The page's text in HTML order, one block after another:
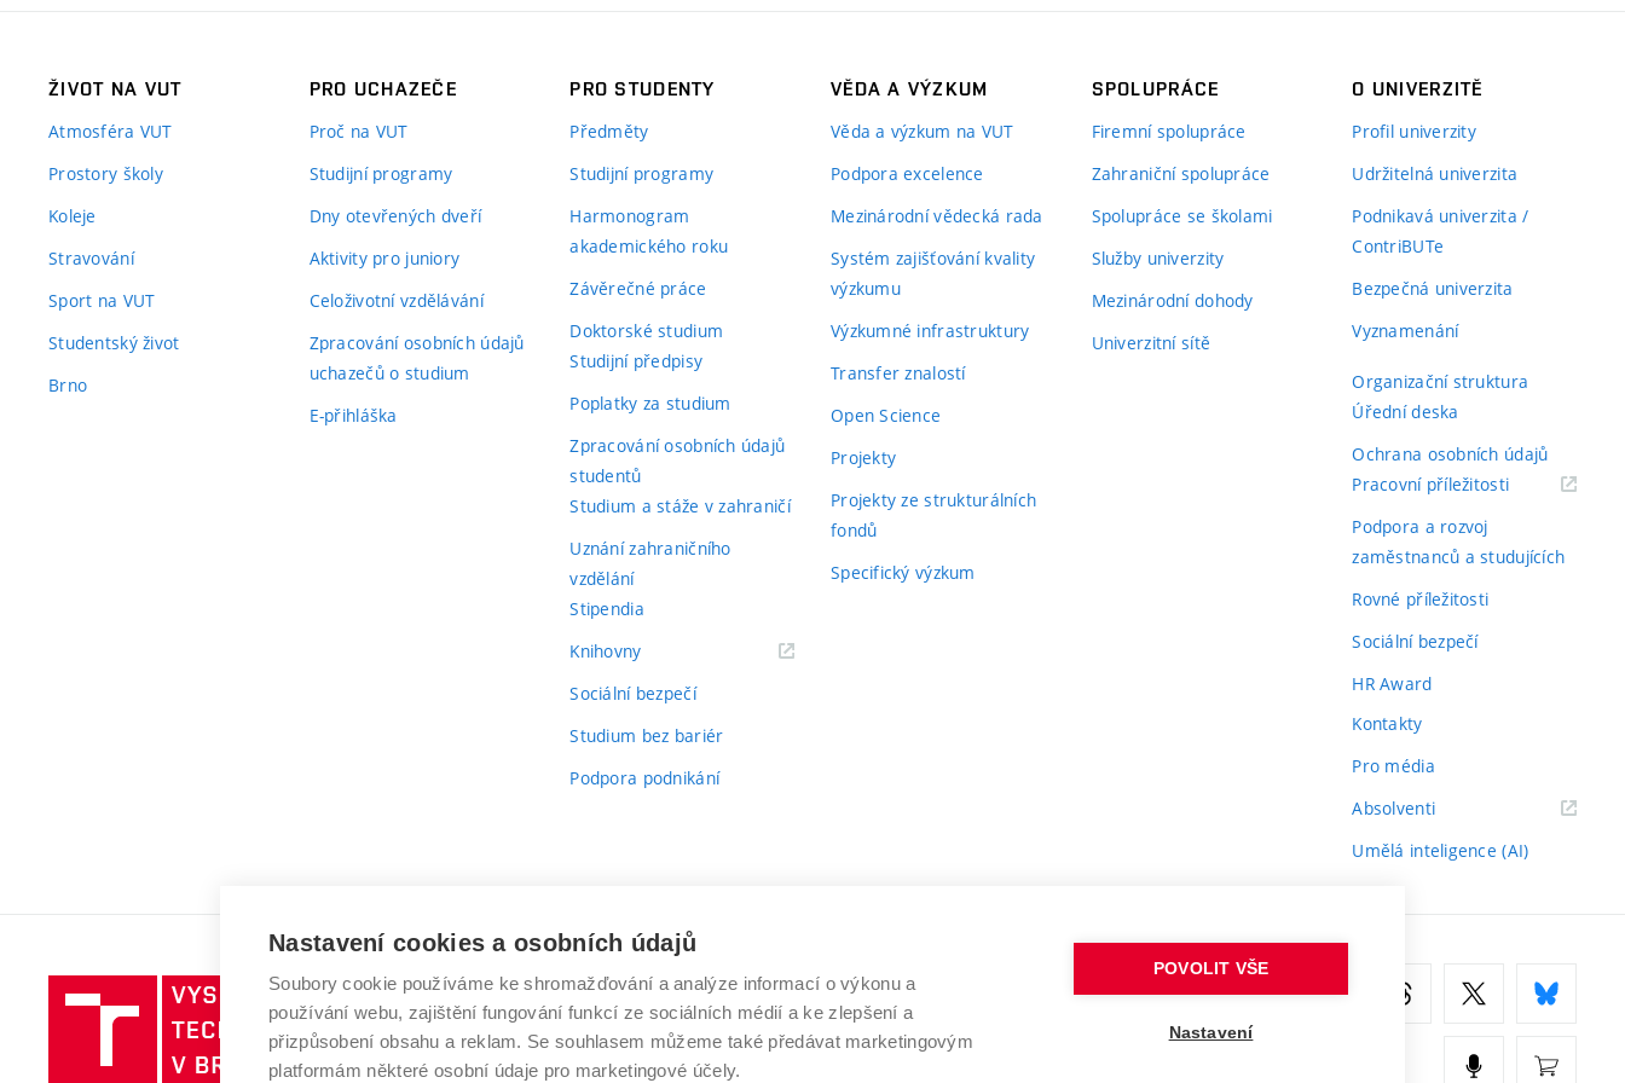
ŽIVOT NA VUT
Atmosféra VUT
Prostory školy
Koleje
Stravování
Sport na VUT
Studentský život
Brno
PRO UCHAZEČE
Proč na VUT
Studijní programy
Dny otevřených dveří
Aktivity pro juniory
Celoživotní vzdělávání
Zpracování osobních údajů
uchazečů o studium
E-přihláška
PRO STUDENTY
Předměty
Studijní programy
Harmonogram
akademického roku
Závěrečné práce
Doktorské studium
Studijní předpisy
Poplatky za studium
Zpracování osobních údajů
studentů
Studium a stáže v zahraničí
Uznání zahraničního
vzdělání
Stipendia
Knihovny(externí
Sociální bezpečí
Studium bez bariér
Podpora podnikání
VĚDA A VÝZKUM
Věda a výzkum na VUT
Podpora excelence
Mezinárodní vědecká rada
Systém zajišťování kvality
výzkumu
Výzkumné infrastruktury
Transfer znalostí
Open Science
Projekty
Projekty ze strukturálních
fondů
Specifický výzkum
SPOLUPRÁCE
Firemní spolupráce
Zahraniční spolupráce
Spolupráce se školami
Služby univerzity
Mezinárodní dohody
Univerzitní sítě
O UNIVERZITĚ
Profil univerzity
Udržitelná univerzita
Podnikavá univerzita /
ContriBUTe
Bezpečná univerzita
Vyznamenání
Organizační struktura
Úřední deska
Ochrana osobních údajů
Pracovní příležitosti(externí
Podpora a rozvoj
zaměstnanců a studujících
Rovné příležitosti
Sociální bezpečí
HR Award
Kontakty
Pro média
Absolventi(externí
Umělá inteligence (AI)
Vysoké
učení
technické
VYSOKÉ UČENÍ TECHNICKÉ V BRNĚ
Antonínská 548/1
602 00 Brno
www.vut.cz
Nastavení cookies a osobních údajů
Soubory cookie používáme ke shromažďování a analýze informací o výkonu a
používání webu, zajištění fungování funkcí ze sociálních médií a ke zlepšení a
přizpůsobení obsahu a reklam. Se souhlasem můžeme také předávat marketingovým
platformám některé osobní údaje pro marketingové účely.
POVOLIT VŠE
Nastavení